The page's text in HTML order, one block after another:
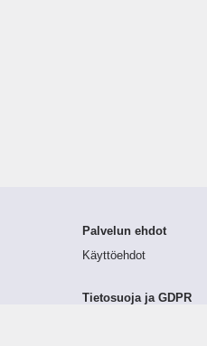
Palvelun ehdot
Käyttöehdot
Tietosuoja ja GDPR